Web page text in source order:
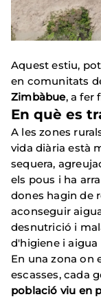
Aquest estiu,
en comunitats
Zimbàbue, a fer
En què es
A les zones
vida diària està
sequera,
els pous i ha
dones hagin de
aconseguir
desnutrició i
d'higiene i aigua
En una zona on
escasses, cada
població viu en